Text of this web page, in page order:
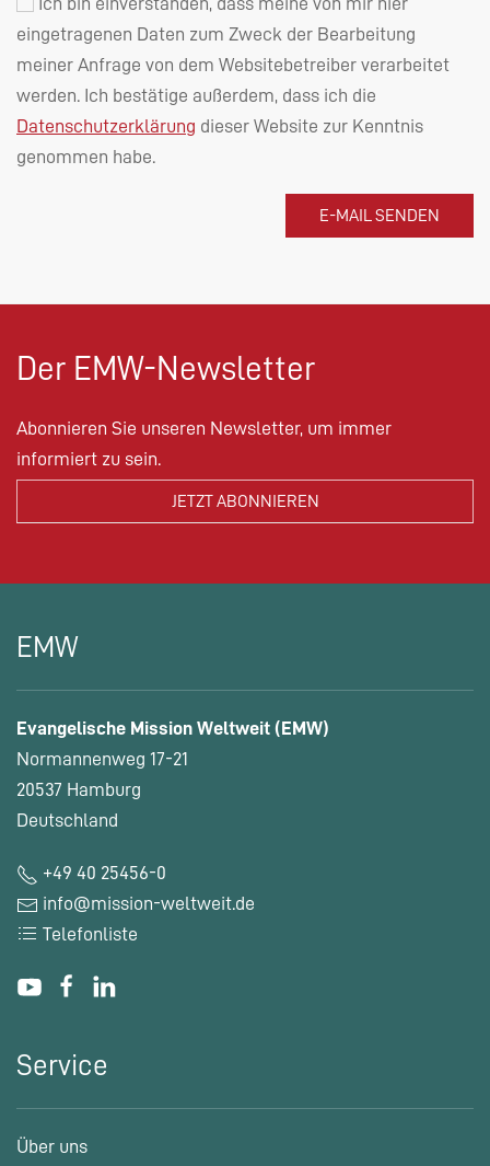
eingetragenen Daten zum Zweck der Bearbeitung
meiner Anfrage von dem Websitebetreiber verarbeitet
werden. Ich bestätige außerdem, dass ich die
Datenschutzerklärung dieser Website zur Kenntnis
genommen habe.
Der EMW-Newsletter
Abonnieren Sie unseren Newsletter, um immer
informiert zu sein.
EMW
Evangelische Mission Weltweit (EMW)
Normannenweg 17-21
20537 Hamburg
Deutschland
+49 40 25456-0
info@mission-weltweit.de
Telefonliste
Service
Über uns